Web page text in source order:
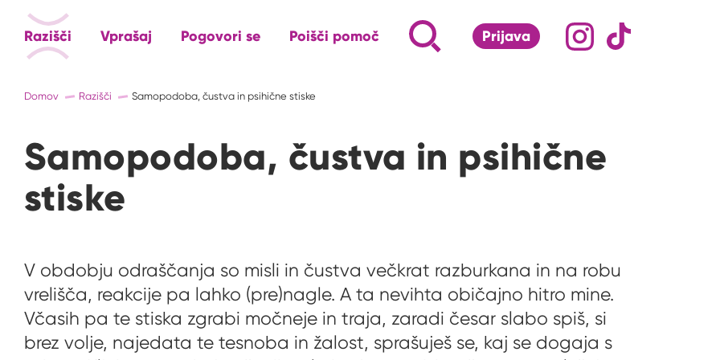
Razišči Vprašaj Pogovori se Poišči pomoč
Iskalnik za iskanje po strani
Napiši, kaj te zanima ...
S klikom na lupo odpri iskalnik
Prijava
Družabna omrežja
Domov Razišči Samopodoba, čustva in psihične stiske
Samopodoba, čustva in psihične
stiske
V obdobju odraščanja so misli in čustva večkrat razburkana in na robu
vrelišča, reakcije pa lahko (pre)nagle. A ta nevihta običajno hitro mine.
Včasih pa te stiska zgrabi močneje in traja, zaradi česar slabo spiš, si
brez volje, najedata te tesnoba in žalost, sprašuješ se, kaj se dogaja s